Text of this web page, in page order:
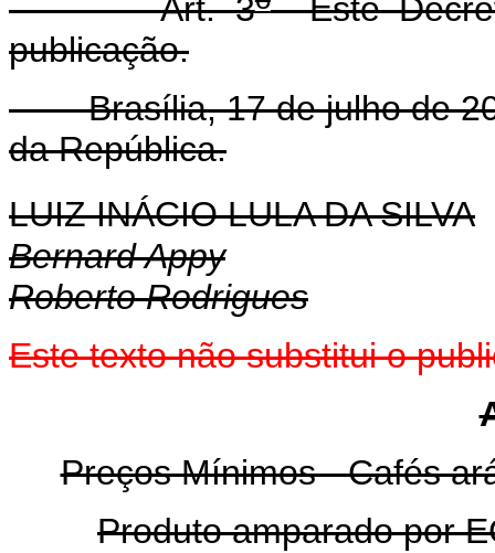
Art. 3 Este
publicação.
Brasília, 17 de julho de
da República.
LUIZ INÁCIO LULA DA SILVA
Bernard Appy
Roberto Rodrigues
Este texto não substitui o
Preços Mínimos - Cafés
Produto amparado por